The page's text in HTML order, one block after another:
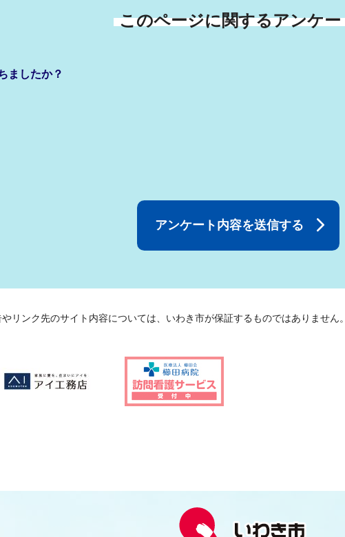
このページに関するアンケー
ましたか？
リンク先のサイト内容については、いわき市が保証するものではありません。